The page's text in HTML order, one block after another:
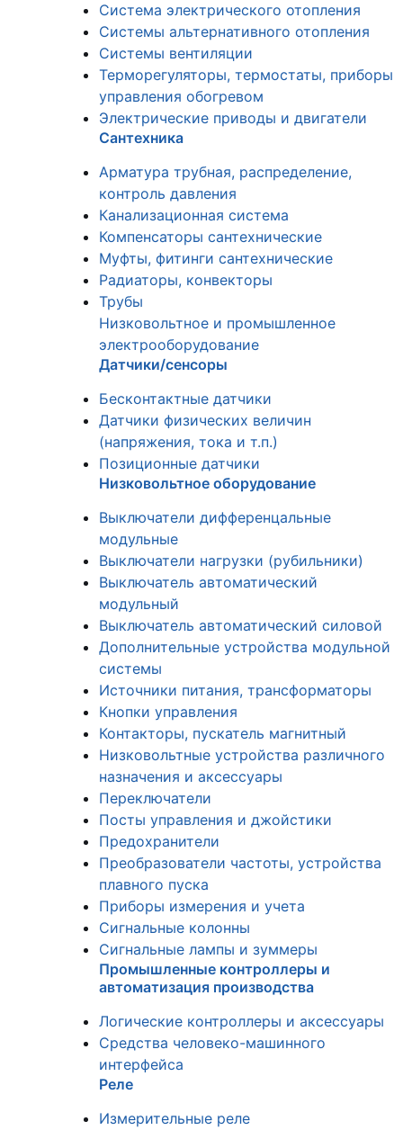
Система электрического отопления
Системы альтернативного отопления
Системы вентиляции
Терморегуляторы, термостаты, приборы
управления обогревом
Электрические приводы и двигатели
Сантехника
Арматура трубная, распределение,
контроль давления
Канализационная система
Компенсаторы сантехнические
Муфты, фитинги сантехнические
Радиаторы, конвекторы
Трубы
Низковольтное и промышленное
электрооборудование
Датчики/сенсоры
Бесконтактные датчики
Датчики физических величин
(напряжения, тока и т.п.)
Позиционные датчики
Низковольтное оборудование
Выключатели дифференцальные
модульные
Выключатели нагрузки (рубильники)
Выключатель автоматический
модульный
Выключатель автоматический силовой
Дополнительные устройства модульной
системы
Источники питания, трансформаторы
Кнопки управления
Контакторы, пускатель магнитный
Низковольтные устройства различного
назначения и аксессуары
Переключатели
Посты управления и джойстики
Предохранители
Преобразователи частоты, устройства
плавного пуска
Приборы измерения и учета
Сигнальные колонны
Сигнальные лампы и зуммеры
Промышленные контроллеры и
автоматизация производства
Логические контроллеры и аксессуары
Средства человеко-машинного
интерфейса
Реле
Измерительные реле